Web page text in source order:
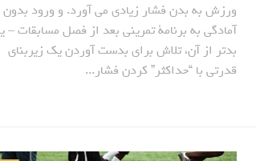
ورزش به بدن فشار زیادی می آورد. و ورود بدون
آمادگی به برنامة تمرینی بعد از فصل مسابقات –
بدتر از آن، تلاش برای بدست آوردن یک زیربنای
قدرتی با “حداکثر” کردن فشار...